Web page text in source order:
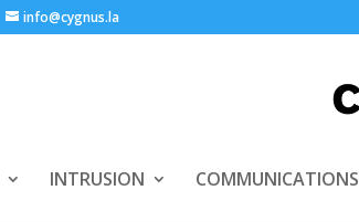
info@cygnus.la
INTRUSION COMMUNICATIONS